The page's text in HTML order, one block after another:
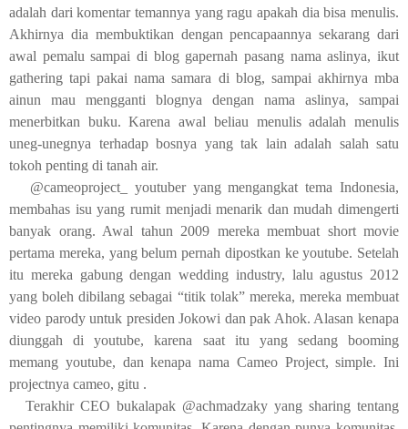
adalah dari komentar temannya yang ragu apakah dia bisa menulis.
Akhirnya dia membuktikan dengan pencapaannya sekarang dari
awal pemalu sampai di blog gapernah pasang nama aslinya, ikut
gathering tapi pakai nama samara di blog, sampai akhirnya mba
ainun mau mengganti blognya dengan nama aslinya, sampai
menerbitkan buku. Karena awal beliau menulis adalah menulis
uneg-unegnya terhadap bosnya yang tak lain adalah salah satu
tokoh penting di tanah air.
@cameoproject_ youtuber yang mengangkat tema Indonesia,
membahas isu yang rumit menjadi menarik dan mudah dimengerti
banyak orang. Awal tahun 2009 mereka membuat short movie
pertama mereka, yang belum pernah dipostkan ke youtube. Setelah
itu mereka gabung dengan wedding industry, lalu agustus 2012
yang boleh dibilang sebagai “titik tolak” mereka, mereka membuat
video parody untuk presiden Jokowi dan pak Ahok. Alasan kenapa
diunggah di youtube, karena saat itu yang sedang booming
memang youtube, dan kenapa nama Cameo Project, simple. Ini
projectnya cameo, gitu .
Terakhir CEO bukalapak @achmadzaky yang sharing tentang